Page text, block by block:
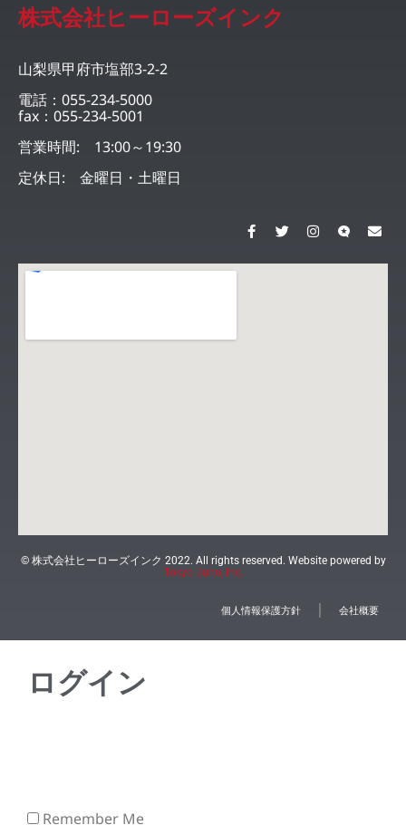
株式会社ヒーローズインク
山梨県甲府市塩部3-2-2
電話：055-234-5000
fax：055-234-5001
営業時間: 13:00～19:30
定休日: 金曜日・土曜日
© 株式会社ヒーローズインク 2022. All rights reserved. Website powered by
Tokyo Juho, Inc.
個人情報保護方針 会社概要
ログイン
Remember Me